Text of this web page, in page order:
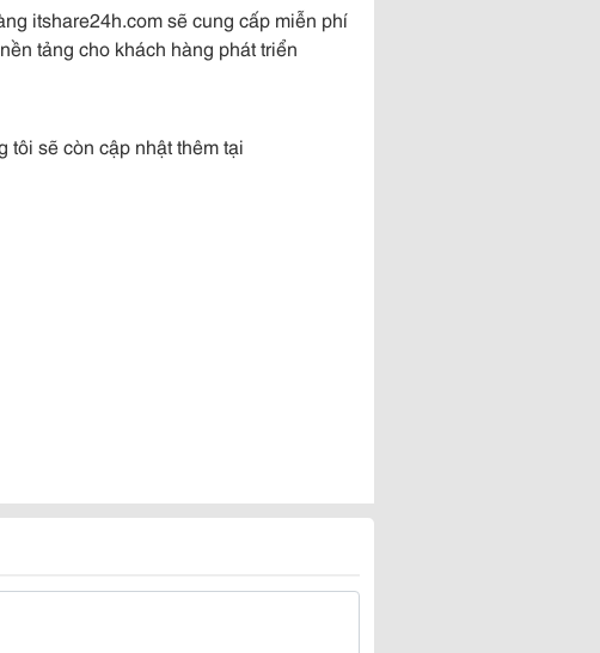
itshare24h.com sẽ cung cấp miễn phí
tảng cho khách hàng phát triển
tôi sẽ còn cập nhật thêm tại